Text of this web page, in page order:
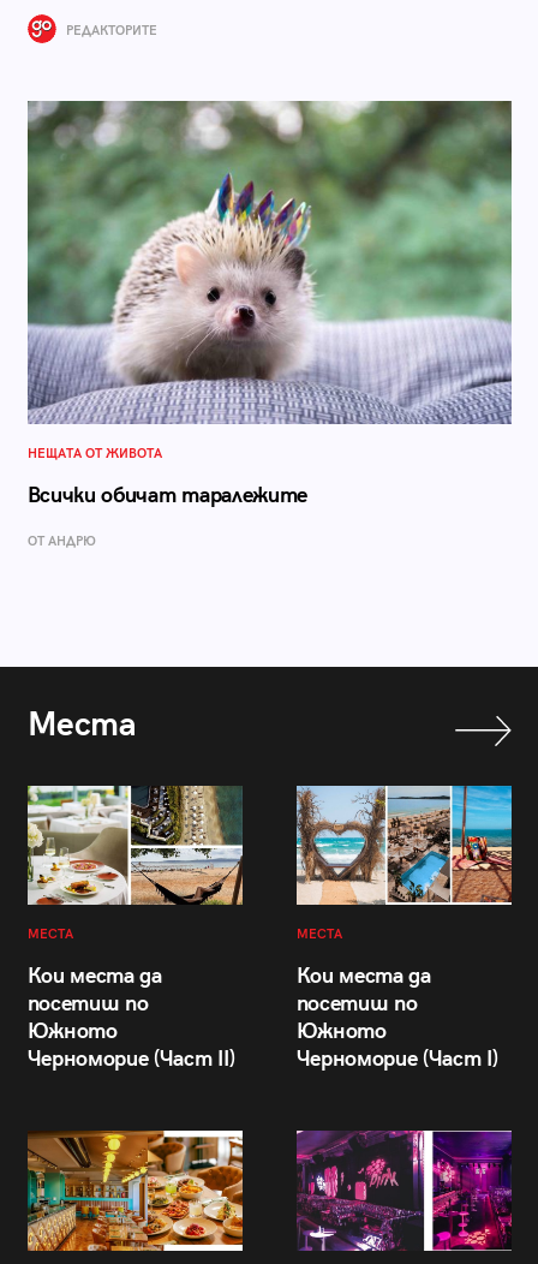
РЕДАКТОРИТЕ
НЕЩАТА ОТ ЖИВОТА
Всички обичат таралежите
ОТ АНДРЮ
Места
МЕСТА
Кои места да
посетиш по
Южното
Черноморие (Част II)
МЕСТА
Кои места да
посетиш по
Южното
Черноморие (Част I)